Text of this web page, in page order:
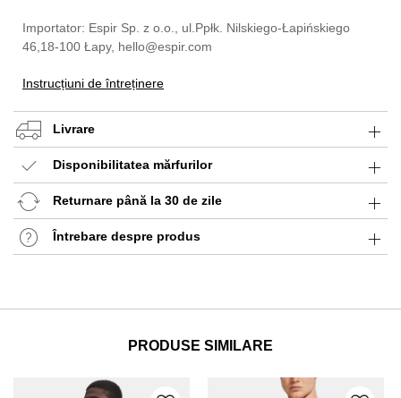
Importator: Espir Sp. z o.o., ul.Ppłk. Nilskiego-Łapińskiego
46,18-100 Łapy, hello@espir.com
Instrucțiuni de întreținere
Livrare
Disponibilitatea mărfurilor
Returnare până la 30 de zile
Întrebare despre produs
PRODUSE SIMILARE